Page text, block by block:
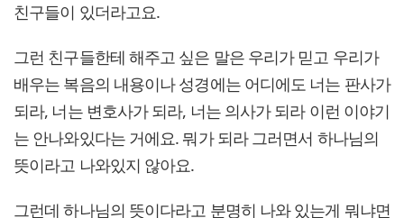
친구들이 있더라고요.
그런 친구들한테 해주고 싶은 말은 우리가 믿고 우리가
배우는 복음의 내용이나 성경에는 어디에도 너는 판사가
되라, 너는 변호사가 되라, 너는 의사가 되라 이런 이야기
는 안나와있다는 거에요. 뭐가 되라 그러면서 하나님의
뜻이라고 나와있지 않아요.
그런데 하나님의 뜻이다라고 분명히 나와 있는게 뭐냐면